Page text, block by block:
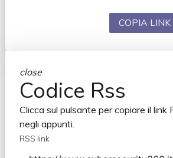
COPIA LINK
close
Codice Rss
Clicca sul pulsante per copiare il link
negli appunti.
RSS link